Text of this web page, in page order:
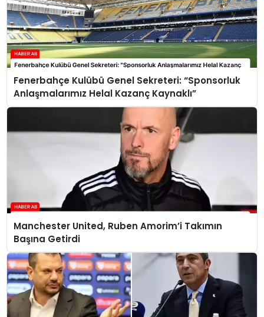
Fenerbahçe Kulübü Genel Sekreteri: “Sponsorluk
Anlaşmalarımız Helal Kazanç Kaynaklı”
Manchester United, Ruben Amorim’i Takımın
Başına Getirdi